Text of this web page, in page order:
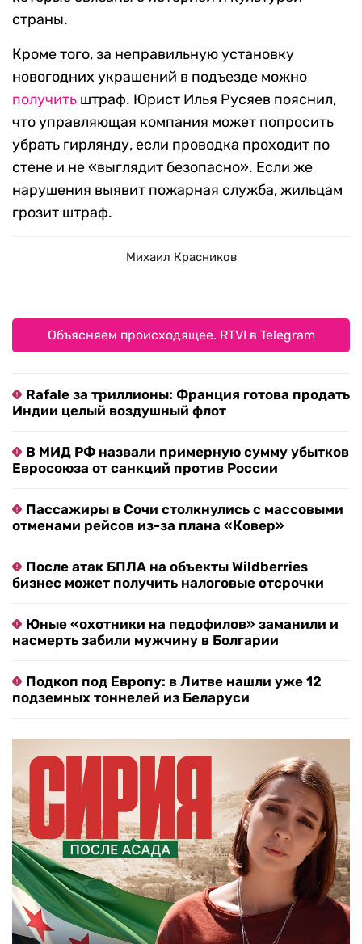
страны.
Кроме того, за неправильную установку
новогодних украшений в подъезде можно
получить штраф. Юрист Илья Русяев пояснил,
что управляющая компания может попросить
убрать гирлянду, если проводка проходит по
стене и не «выглядит безопасно». Если же
нарушения выявит пожарная служба, жильцам
грозит штраф.
Михаил Красников
Объясняем происходящее. RTVI в Telegram
Rafale за триллионы: Франция готова продать
Индии целый воздушный флот
В МИД РФ назвали примерную сумму убытков
Евросоюза от санкций против России
Пассажиры в Сочи столкнулись с массовыми
отменами рейсов из-за плана «Ковер»
После атак БПЛА на объекты Wildberries
бизнес может получить налоговые отсрочки
Юные «охотники на педофилов» заманили и
насмерть забили мужчину в Болгарии
Подкоп под Европу: в Литве нашли уже 12
подземных тоннелей из Беларуси